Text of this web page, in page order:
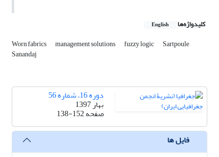
کلیدواژه‌ها English
Worn fabrics management solutions fuzzy logic Sartpoule
Sanandaj
دوره 16، شماره 56
بهار 1397
صفحه138-152
فایل ها